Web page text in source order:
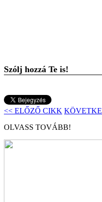
Szólj hozzá Te is!
<< ELŐZŐ CIKK
OLVASS TOVÁBB!